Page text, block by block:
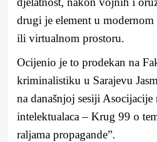
drugi je element u modernom
ili virtualnom prostoru.
Ocijenio je to prodekan na
kriminalistiku u Sarajevu
na današnjoj sesiji Asocijacije
intelektualaca – Krug 99 o
raljama propagande”.